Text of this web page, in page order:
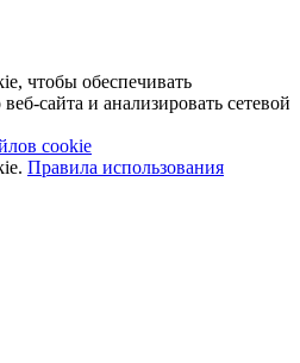
чтобы обеспечивать
сайта и анализировать сетевой
cookie
Правила использования